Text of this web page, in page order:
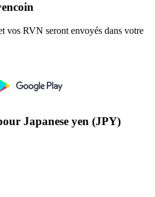
vos RVN seront envoyés dans votre
Japanese yen (JPY)